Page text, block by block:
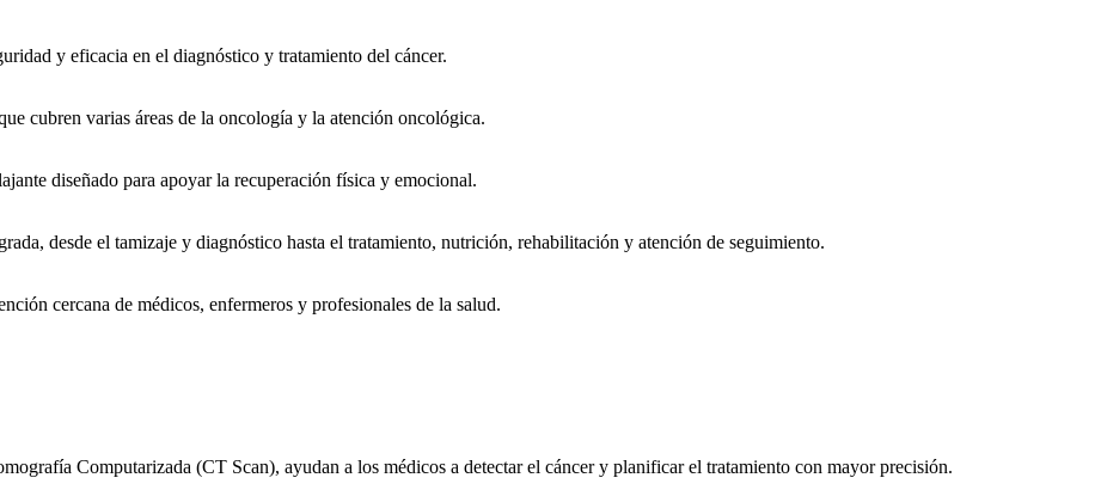
y eficacia en el diagnóstico y tratamiento del cáncer.
cubren varias áreas de la oncología y la atención oncológica.
diseñado para apoyar la recuperación física y emocional.
desde el tamizaje y diagnóstico hasta el tratamiento, nutrición, rehabilitación y atención de seguimiento.
cercana de médicos, enfermeros y profesionales de la salud.
Computarizada (CT Scan), ayudan a los médicos a detectar el cáncer y planificar el tratamiento con mayor precisión.